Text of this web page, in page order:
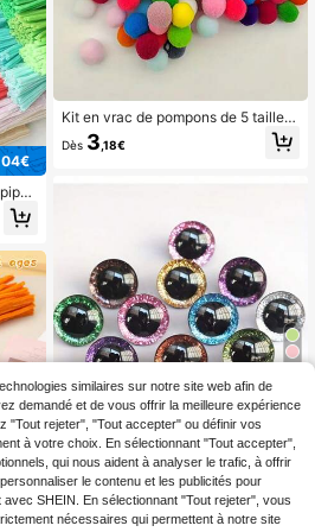
fo
6
En
Kit en vrac de pompons de 5 tailles :
100/200/300/500/1000 pièces po
ur grands projets, activités familiale
Dès 3 ,18€
Économiser 0,03€
2/10/20 pièces Yeux pailletés, Yeux
de poupée en plastique noir, 12/14/1
6/18/20/25/30 mm, Yeux pailletés 3
D avec rondelles, Convient pour le
crochet, Grands yeux avec rondelle
Dès2 ,54€ -1% 2,57€
similaires sur notre site web afin de
demandé et de vous offrir la meilleure expérience
"Tout rejeter", "Tout accepter" ou définir vos
à votre choix. En sélectionnant "Tout accepter",
qui nous aident à analyser le trafic, à offrir
le contenu et les publicités pour
SHEIN. En sélectionnant "Tout rejeter", vous
nécessaires qui permettent à notre site